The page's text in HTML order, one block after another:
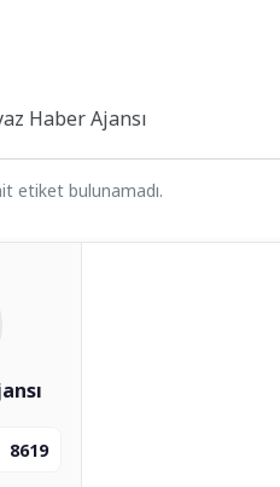
Haber Ajansı
etiket bulunamadı.
8619